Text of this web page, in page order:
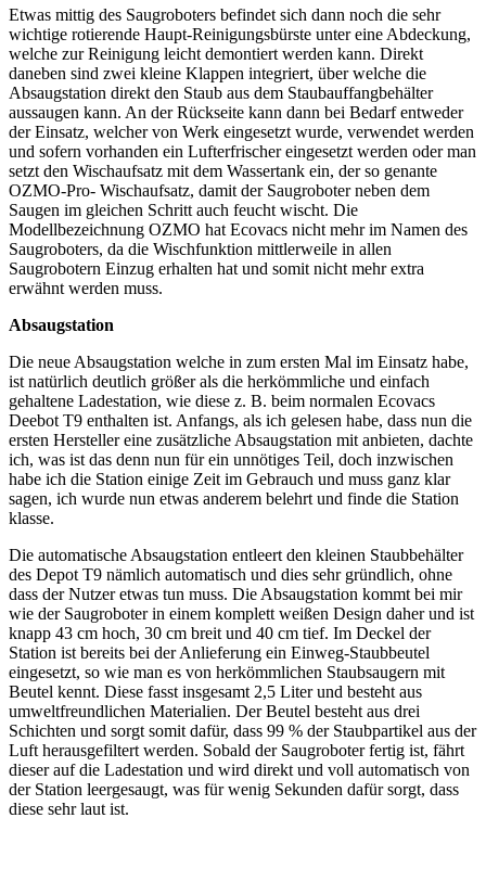
Etwas mittig des Saugroboters befindet sich dann noch die sehr
wichtige rotierende Haupt-Reinigungsbürste unter eine Abdeckung,
welche zur Reinigung leicht demontiert werden kann. Direkt
daneben sind zwei kleine Klappen integriert, über welche die
Absaugstation direkt den Staub aus dem Staubauffangbehälter
aussaugen kann. An der Rückseite kann dann bei Bedarf entweder
der Einsatz, welcher von Werk eingesetzt wurde, verwendet werden
und sofern vorhanden ein Lufterfrischer eingesetzt werden oder man
setzt den Wischaufsatz mit dem Wassertank ein, der so genante
OZMO-Pro- Wischaufsatz, damit der Saugroboter neben dem
Saugen im gleichen Schritt auch feucht wischt. Die
Modellbezeichnung OZMO hat Ecovacs nicht mehr im Namen des
Saugroboters, da die Wischfunktion mittlerweile in allen
Saugrobotern Einzug erhalten hat und somit nicht mehr extra
erwähnt werden muss.
Absaugstation
Die neue Absaugstation welche in zum ersten Mal im Einsatz habe,
ist natürlich deutlich größer als die herkömmliche und einfach
gehaltene Ladestation, wie diese z. B. beim normalen Ecovacs
Deebot T9 enthalten ist. Anfangs, als ich gelesen habe, dass nun die
ersten Hersteller eine zusätzliche Absaugstation mit anbieten, dachte
ich, was ist das denn nun für ein unnötiges Teil, doch inzwischen
habe ich die Station einige Zeit im Gebrauch und muss ganz klar
sagen, ich wurde nun etwas anderem belehrt und finde die Station
klasse.
Die automatische Absaugstation entleert den kleinen Staubbehälter
des Depot T9 nämlich automatisch und dies sehr gründlich, ohne
dass der Nutzer etwas tun muss. Die Absaugstation kommt bei mir
wie der Saugroboter in einem komplett weißen Design daher und ist
knapp 43 cm hoch, 30 cm breit und 40 cm tief. Im Deckel der
Station ist bereits bei der Anlieferung ein Einweg-Staubbeutel
eingesetzt, so wie man es von herkömmlichen Staubsaugern mit
Beutel kennt. Diese fasst insgesamt 2,5 Liter und besteht aus
umweltfreundlichen Materialien. Der Beutel besteht aus drei
Schichten und sorgt somit dafür, dass 99 % der Staubpartikel aus der
Luft herausgefiltert werden. Sobald der Saugroboter fertig ist, fährt
dieser auf die Ladestation und wird direkt und voll automatisch von
der Station leergesaugt, was für wenig Sekunden dafür sorgt, dass
diese sehr laut ist.